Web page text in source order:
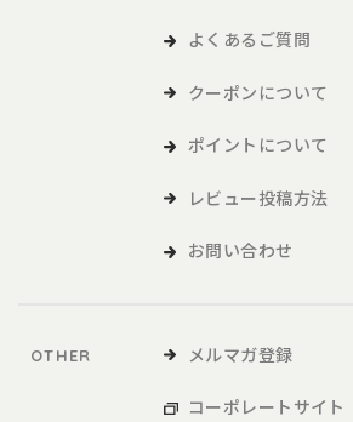
よくあるご質問
クーポンについて
ポイントについて
レビュー投稿方法
お問い合わせ
OTHER メルマガ登録
コーポレートサイト